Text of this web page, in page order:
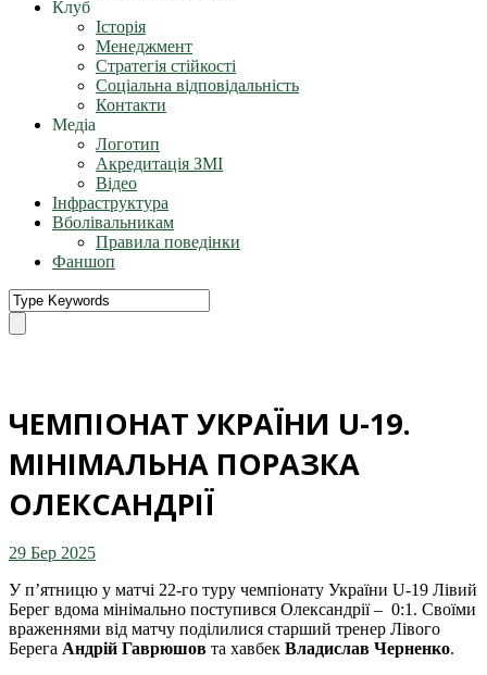
Клуб
Історія
Менеджмент
Стратегія стійкості
Соціальна відповідальність
Контакти
Медіа
Логотип
Акредитація ЗМІ
Відео
Інфраструктура
Вболівальникам
Правила поведінки
Фаншоп
ЧЕМПІОНАТ УКРАЇНИ U-19.
МІНІМАЛЬНА ПОРАЗКА
ОЛЕКСАНДРІЇ
29 Бер 2025
У п’ятницю у матчі 22-го туру чемпіонату України U-19 Лівий
Берег вдома мінімально поступився Олександрії – 0:1. Своїми
враженнями від матчу поділилися старший тренер Лівого
Берега Андрій Гаврюшов та хавбек Владислав Черненко.